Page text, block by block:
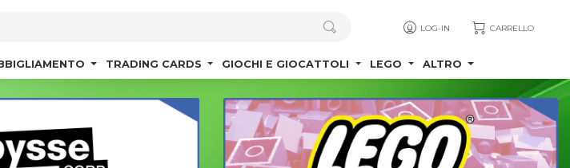
LOG-IN CARRELLO
TRADING CARDS GIOCHI E GIOCATTOLI LEGO ALTRO